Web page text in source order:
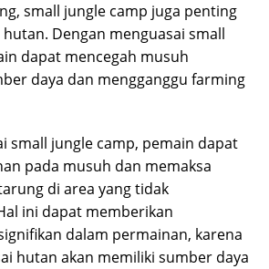
small jungle camp juga penting
Dengan menguasai small
dapat mencegah musuh
daya dan mengganggu farming
small jungle camp, pemain dapat
pada musuh dan memaksa
di area yang tidak
ini dapat memberikan
dalam permainan, karena
hutan akan memiliki sumber daya